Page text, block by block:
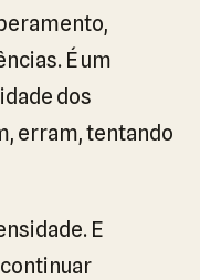
É um
dos
erram, tentando
E